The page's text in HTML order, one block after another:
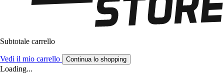
Subtotale carrello
Vedi il mio carrello Continua lo shopping
Loading...